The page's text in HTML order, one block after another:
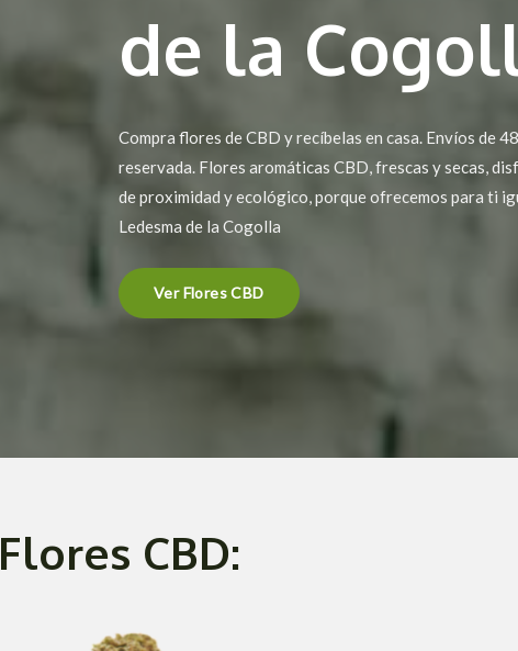
de la
Compra flores de CBD y recíbelas en casa. Envíos de
reservada. Flores aromáticas CBD, frescas y secas,
de proximidad y ecológico, porque ofrecemos para ti
Ledesma de la Cogolla
Ver Flores CBD
Flores CBD: